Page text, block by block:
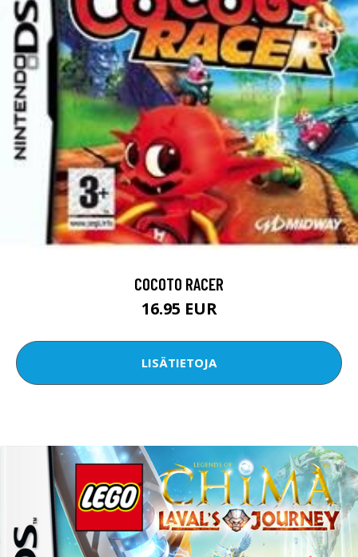
COCOTO RACER
16.95 EUR
LISÄTIETOJA